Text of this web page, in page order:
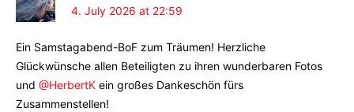
4. July 2026 at 22:59
Ein Samstagabend-BoF zum Träumen! Herzliche
Glückwünsche allen Beteiligten zu ihren wunderbaren Fotos
und @HerbertK ein großes Dankeschön fürs
Zusammenstellen!